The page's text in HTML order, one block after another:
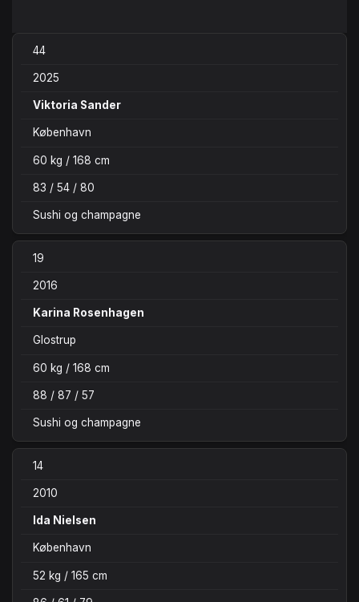
44
2025
Viktoria Sander
København
60 kg / 168 cm
83 / 54 / 80
Sushi og champagne
19
2016
Karina Rosenhagen
Glostrup
60 kg / 168 cm
88 / 87 / 57
Sushi og champagne
14
2010
Ida Nielsen
København
52 kg / 165 cm